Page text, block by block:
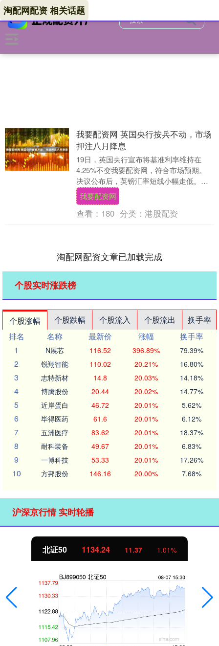
淘配网配资 相关话题
我要配资网 英国央行按兵不动，市场
押注八月降息
19日，英国央行宣布将基准利率维持在
4.25%不变我要配资网，符合市场预期。
决议公布后，英镑汇率短线小幅走低。截
至记者发稿，英镑对美元盘整于1.3410。
英国....
我要配资网
查看： 180 分类： 港股配资
淘配网配资文章已加载完成
个股实时涨跌榜
个股涨幅 个股跌幅 个股流入 个股流出
换手率
排名
名称 最新价 涨幅
换手率
1
N展芯 116.52 396.89% 79.39%
2 锐翔智能 110.02 20.21% 16.80%
3 志特新材 14.8 20.03% 14.18%
4 博腾股份 20.44 20.02% 14.77%
5 近岸蛋白 46.72 20.01% 5.62%
6 毕得医药 61.6 20.01% 6.12%
7 五洲医疗 83.62 20.01% 18.37%
8 耐科装备 49.67 20.01% 6.83%
9 一博科技 53.33 20.01% 17.26%
10 方邦股份 146.16 20.00% 7.68%
沪深京行情 实时轮播
北证50 1134.24 11.37 1.01%